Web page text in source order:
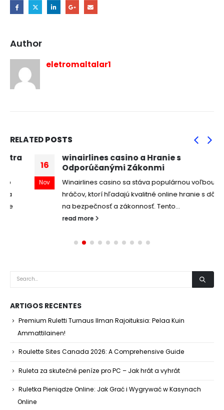
Author
eletromaltalar1
RELATEDPOSTS
winairlines casino a Hranie s
Odporúčanými Zákonmi
Winairlines casino sa stáva populárnou voľbou pre
hráčov, ktorí hľadajú kvalitné online hranie s dôrazom
na bezpečnosť a zákonnosť. Tento...
read more
Ammattilainen!
Online